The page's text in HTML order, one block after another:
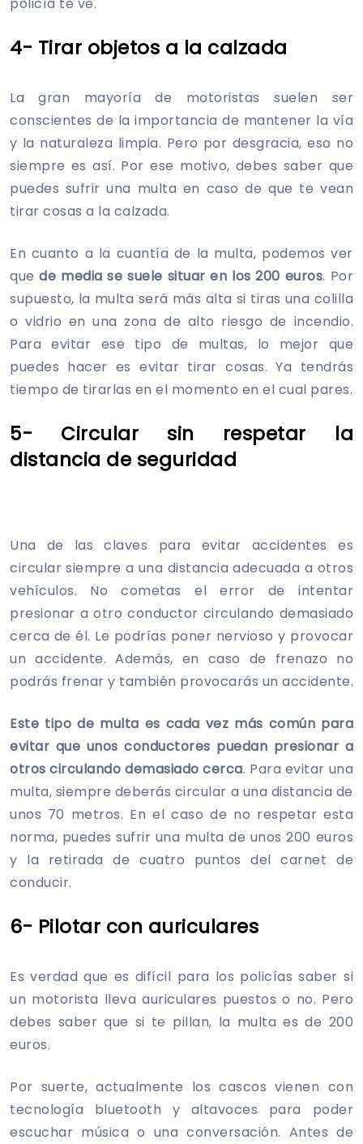
4- Tirar objetos a la calzada
La gran mayoría de motoristas suelen ser
conscientes de la importancia de mantener la vía
y la naturaleza limpia. Pero por desgracia, eso no
siempre es así. Por ese motivo, debes saber que
puedes sufrir una multa en caso de que te vean
tirar cosas a la calzada.
En cuanto a la cuantía de la multa, podemos ver
que de media se suele situar en los 200 euros. Por
supuesto, la multa será más alta si tiras una colilla
o vidrio en una zona de alto riesgo de incendio.
Para evitar ese tipo de multas, lo mejor que
puedes hacer es evitar tirar cosas. Ya tendrás
tiempo de tirarlas en el momento en el cual pares.
5- Circular sin respetar la
distancia de seguridad
Una de las claves para evitar accidentes es
circular siempre a una distancia adecuada a otros
vehículos. No cometas el error de intentar
presionar a otro conductor circulando demasiado
cerca de él. Le podrías poner nervioso y provocar
un accidente. Además, en caso de frenazo no
podrás frenar y también provocarás un accidente.
Este tipo de multa es cada vez más común para
evitar que unos conductores puedan presionar a
otros circulando demasiado cerca. Para evitar una
multa, siempre deberás circular a una distancia de
unos 70 metros. En el caso de no respetar esta
norma, puedes sufrir una multa de unos 200 euros
y la retirada de cuatro puntos del carnet de
conducir.
6- Pilotar con auriculares
Es verdad que es difícil para los policías saber si
un motorista lleva auriculares puestos o no. Pero
debes saber que si te pillan, la multa es de 200
euros.
Por suerte, actualmente los cascos vienen con
tecnología bluetooth y altavoces para poder
escuchar música o una conversación. Antes de